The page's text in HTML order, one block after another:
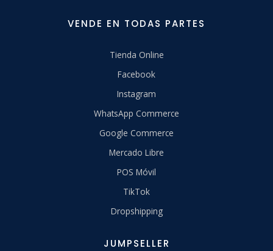
VENDE EN TODAS PARTES
Tienda Online
Facebook
Instagram
WhatsApp Commerce
Google Commerce
Mercado Libre
POS Móvil
TikTok
Dropshipping
JUMPSELLER